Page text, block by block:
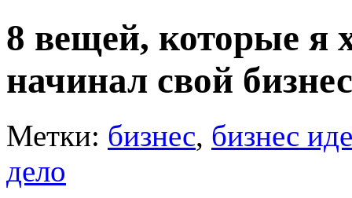
8 вещей, которые я
начинал свой бизнес
Метки: бизнес, бизнес
дело